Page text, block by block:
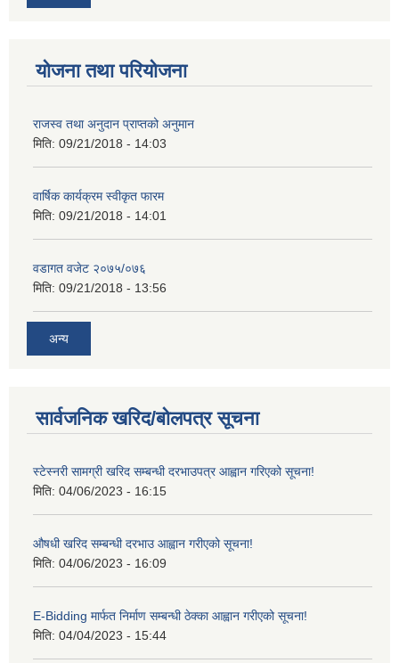
योजना तथा परियोजना
राजस्व तथा अनुदान प्राप्तको अनुमान
मिति: 09/21/2018 - 14:03
वार्षिक कार्यक्रम स्वीकृत फारम
मिति: 09/21/2018 - 14:01
वडागत वजेट २०७५/०७६
मिति: 09/21/2018 - 13:56
अन्य
सार्वजनिक खरिद/बोलपत्र सूचना
स्टेस्नरी सामग्री खरिद सम्बन्धी दरभाउपत्र आह्वान गरिएको सूचना!
मिति: 04/06/2023 - 16:15
औषधी खरिद सम्बन्धी दरभाउ आह्वान गरीएको सूचना!
मिति: 04/06/2023 - 16:09
E-Bidding मार्फत निर्माण सम्बन्धी ठेक्का आह्वान गरीएको सूचना!
मिति: 04/04/2023 - 15:44